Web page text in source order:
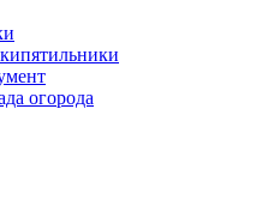
огорода